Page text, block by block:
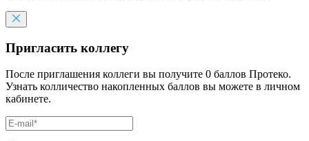
Пригласить коллегу
После приглашения коллеги вы получите 0 баллов Протеко.
Узнать колличество накопленных баллов вы можете в личном
кабинете.